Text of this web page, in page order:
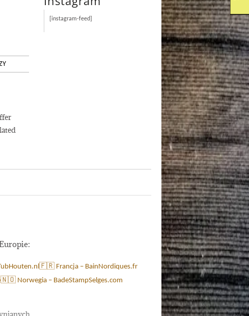
[instagram-feed]
🇫🇷 Francja – BainNordiques.fr
🇳🇴 Norwegia – BadeStampSelges.com